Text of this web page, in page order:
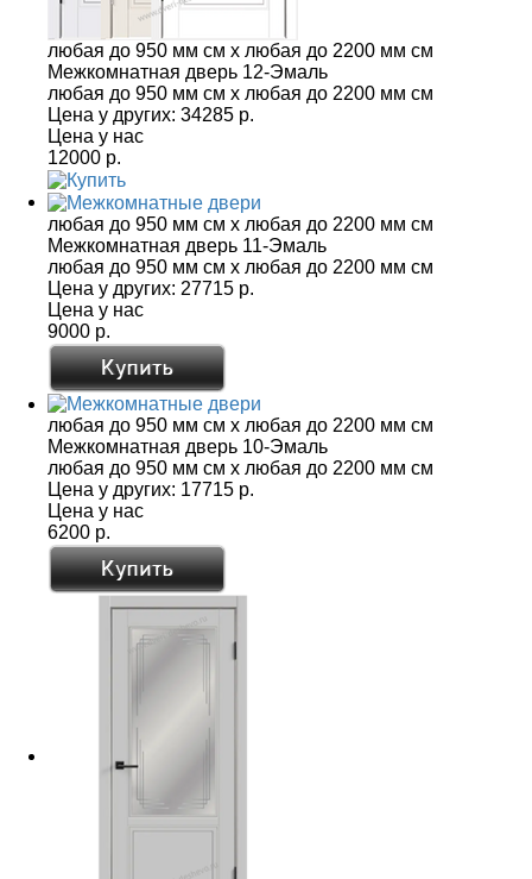
любая до 950 мм см x любая до 2200 мм см
Межкомнатная дверь 12-Эмаль
любая до 950 мм см x любая до 2200 мм см
Цена у других: 34285 р.
Цена у нас
12000 р.
любая до 950 мм см x любая до 2200 мм см
Межкомнатная дверь 11-Эмаль
любая до 950 мм см x любая до 2200 мм см
Цена у других: 27715 р.
Цена у нас
9000 р.
любая до 950 мм см x любая до 2200 мм см
Межкомнатная дверь 10-Эмаль
любая до 950 мм см x любая до 2200 мм см
Цена у других: 17715 р.
Цена у нас
6200 р.